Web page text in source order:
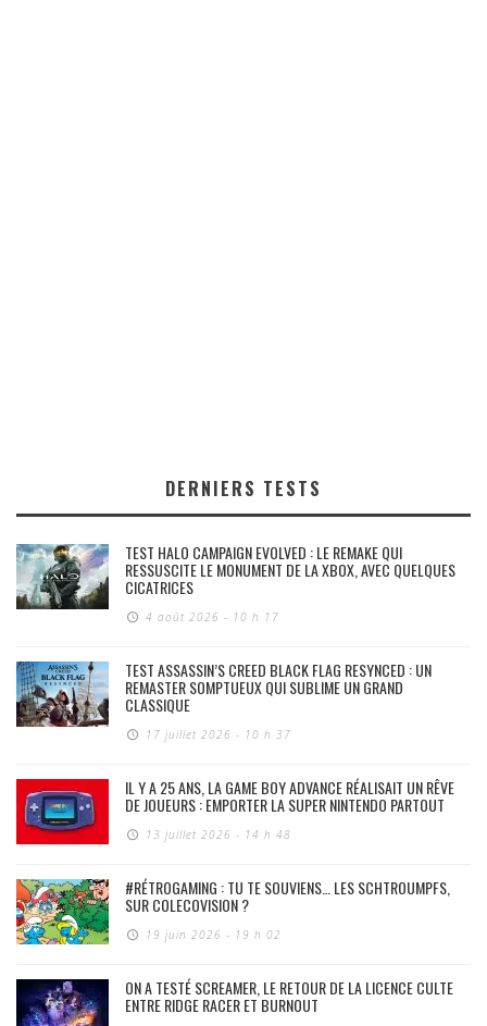
DERNIERS TESTS
TEST HALO CAMPAIGN EVOLVED : LE REMAKE QUI
RESSUSCITE LE MONUMENT DE LA XBOX, AVEC QUELQUES
CICATRICES
4 août 2026 - 10 h 17
TEST ASSASSIN’S CREED BLACK FLAG RESYNCED : UN
REMASTER SOMPTUEUX QUI SUBLIME UN GRAND
CLASSIQUE
17 juillet 2026 - 10 h 37
IL Y A 25 ANS, LA GAME BOY ADVANCE RÉALISAIT UN RÊVE
DE JOUEURS : EMPORTER LA SUPER NINTENDO PARTOUT
13 juillet 2026 - 14 h 48
#RÉTROGAMING : TU TE SOUVIENS… LES SCHTROUMPFS,
SUR COLECOVISION ?
19 juin 2026 - 19 h 02
ON A TESTÉ SCREAMER, LE RETOUR DE LA LICENCE CULTE
ENTRE RIDGE RACER ET BURNOUT